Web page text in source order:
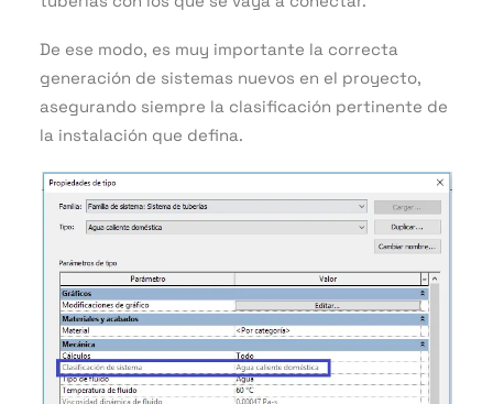
De ese modo, es muy importante la correcta
generación de sistemas nuevos en el proyecto,
asegurando siempre la clasificación pertinente de
la instalación que defina.